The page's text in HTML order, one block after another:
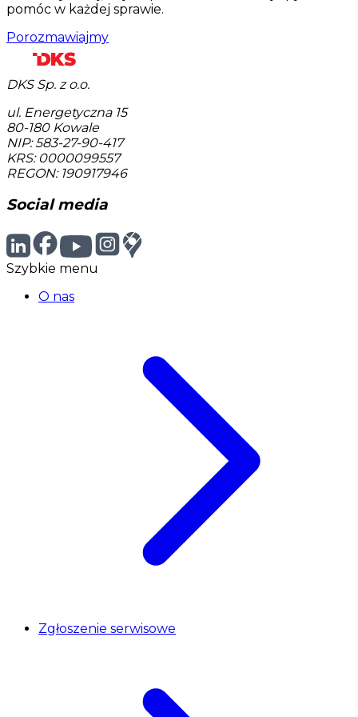
pomóc w każdej sprawie.
Porozmawiajmy
DKS Sp. z o.o.
ul. Energetyczna 15
80-180 Kowale
NIP: 583-27-90-417
KRS: 0000099557
REGON: 190917946
Social media
Szybkie menu
O nas
Zgłoszenie serwisowe